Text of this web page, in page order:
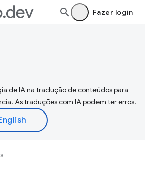
Fazer login
de IA na tradução de conteúdos para
As traduções com IA podem ter erros.